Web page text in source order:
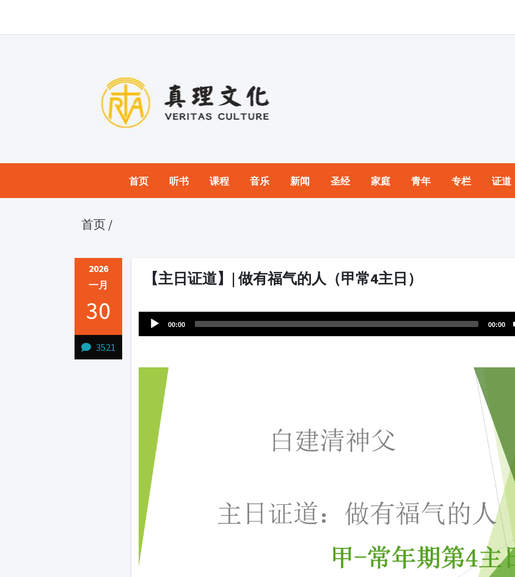
首页 听书 课程 音乐 新闻 圣经 家庭 青年 专栏 证道
首页 /
2026
一月
30
3521
【主日证道】| 做有福气的人（甲常4主日）
Player
00:00 00:00